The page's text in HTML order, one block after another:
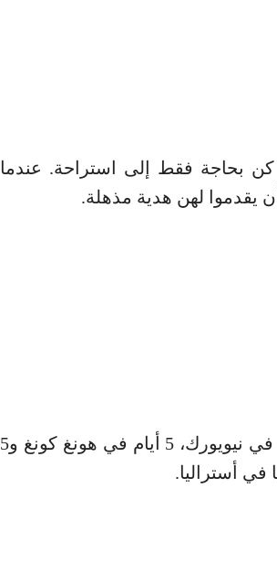
كن بحاجة فقط إلى استراحة. عندما
يقدموا لهن هدية مذهلة.
دُعيت الأم وبناتها الثلاث للقيام بجولة حول العالم : 5 أيام في نيويورك، 5 أيام في هونغ كونغ و5
في أستراليا.